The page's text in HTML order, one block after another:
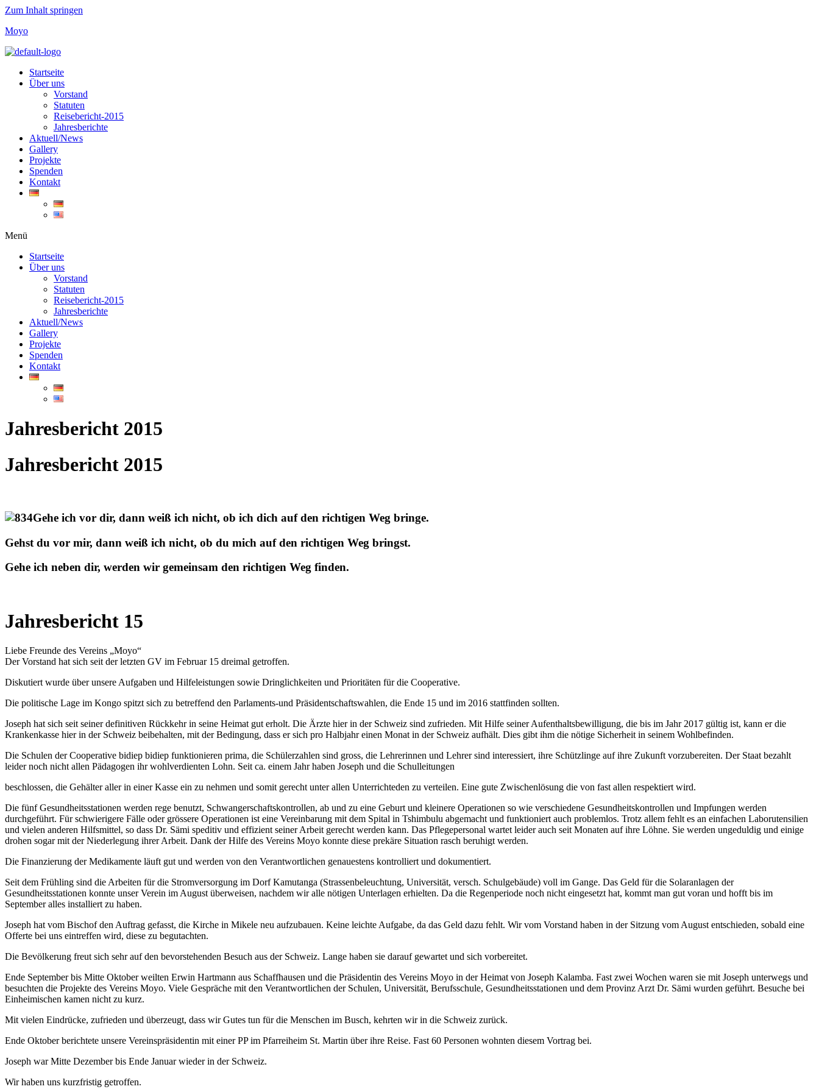
Zum Inhalt springen
Moyo
Startseite
Über uns
Vorstand
Statuten
Reisebericht-2015
Jahresberichte
Aktuell/News
Gallery
Projekte
Spenden
Kontakt
Menü
Startseite
Über uns
Vorstand
Statuten
Reisebericht-2015
Jahresberichte
Aktuell/News
Gallery
Projekte
Spenden
Kontakt
Jahresbericht 2015
Jahresbericht 2015
Gehe ich vor dir, dann weiß ich nicht, ob ich dich auf den richtigen Weg bringe.
Gehst du vor mir, dann weiß ich nicht, ob du mich auf den richtigen Weg bringst.
Gehe ich neben dir, werden wir gemeinsam den richtigen Weg finden.
Jahresbericht 15
Liebe Freunde des Vereins „Moyo“
Der Vorstand hat sich seit der letzten GV im Februar 15 dreimal getroffen.
Diskutiert wurde über unsere Aufgaben und Hilfeleistungen sowie Dringlichkeiten und Prioritäten für die Cooperative.
Die politische Lage im Kongo spitzt sich zu betreffend den Parlaments-und Präsidentschaftswahlen, die Ende 15 und im 2016 stattfinden sollten.
Joseph hat sich seit seiner definitiven Rückkehr in seine Heimat gut erholt. Die Ärzte hier in der Schweiz sind zufrieden. Mit Hilfe seiner Aufenthaltsbewilligung, die bis im Jahr 2017 gültig ist, kann er die
Krankenkasse hier in der Schweiz beibehalten, mit der Bedingung, dass er sich pro Halbjahr einen Monat in der Schweiz aufhält. Dies gibt ihm die nötige Sicherheit in seinem Wohlbefinden.
Die Schulen der Cooperative bidiep bidiep funktionieren prima, die Schülerzahlen sind gross, die Lehrerinnen und Lehrer sind interessiert, ihre Schützlinge auf ihre Zukunft vorzubereiten. Der Staat bezahlt
leider noch nicht allen Pädagogen ihr wohlverdienten Lohn. Seit ca. einem Jahr haben Joseph und die Schulleitungen
beschlossen, die Gehälter aller in einer Kasse ein zu nehmen und somit gerecht unter allen Unterrichteden zu verteilen. Eine gute Zwischenlösung die von fast allen respektiert wird.
Die fünf Gesundheitsstationen werden rege benutzt, Schwangerschaftskontrollen, ab und zu eine Geburt und kleinere Operationen so wie verschiedene Gesundheitskontrollen und Impfungen werden
durchgeführt. Für schwierigere Fälle oder grössere Operationen ist eine Vereinbarung mit dem Spital in Tshimbulu abgemacht und funktioniert auch problemlos. Trotz allem fehlt es an einfachen Laborutensilien
und vielen anderen Hilfsmittel, so dass Dr. Sämi speditiv und effizient seiner Arbeit gerecht werden kann. Das Pflegepersonal wartet leider auch seit Monaten auf ihre Löhne. Sie werden ungeduldig und einige
drohen sogar mit der Niederlegung ihrer Arbeit. Dank der Hilfe des Vereins Moyo konnte diese prekäre Situation rasch beruhigt werden.
Die Finanzierung der Medikamente läuft gut und werden von den Verantwortlichen genauestens kontrolliert und dokumentiert.
Seit dem Frühling sind die Arbeiten für die Stromversorgung im Dorf Kamutanga (Strassenbeleuchtung, Universität, versch. Schulgebäude) voll im Gange. Das Geld für die Solaranlagen der
Gesundheitsstationen konnte unser Verein im August überweisen, nachdem wir alle nötigen Unterlagen erhielten. Da die Regenperiode noch nicht eingesetzt hat, kommt man gut voran und hofft bis im
September alles installiert zu haben.
Joseph hat vom Bischof den Auftrag gefasst, die Kirche in Mikele neu aufzubauen. Keine leichte Aufgabe, da das Geld dazu fehlt. Wir vom Vorstand haben in der Sitzung vom August entschieden, sobald eine
Offerte bei uns eintreffen wird, diese zu begutachten.
Die Bevölkerung freut sich sehr auf den bevorstehenden Besuch aus der Schweiz. Lange haben sie darauf gewartet und sich vorbereitet.
Ende September bis Mitte Oktober weilten Erwin Hartmann aus Schaffhausen und die Präsidentin des Vereins Moyo in der Heimat von Joseph Kalamba. Fast zwei Wochen waren sie mit Joseph unterwegs und
besuchten die Projekte des Vereins Moyo. Viele Gespräche mit den Verantwortlichen der Schulen, Universität, Berufsschule, Gesundheitsstationen und dem Provinz Arzt Dr. Sämi wurden geführt. Besuche bei
Einheimischen kamen nicht zu kurz.
Mit vielen Eindrücke, zufrieden und überzeugt, dass wir Gutes tun für die Menschen im Busch, kehrten wir in die Schweiz zurück.
Ende Oktober berichtete unsere Vereinspräsidentin mit einer PP im Pfarreiheim St. Martin über ihre Reise. Fast 60 Personen wohnten diesem Vortrag bei.
Joseph war Mitte Dezember bis Ende Januar wieder in der Schweiz.
Wir haben uns kurzfristig getroffen.